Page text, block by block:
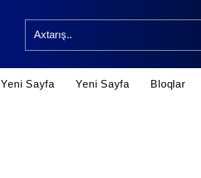
Yeni Sayfa Yeni Sayfa Bloqlar